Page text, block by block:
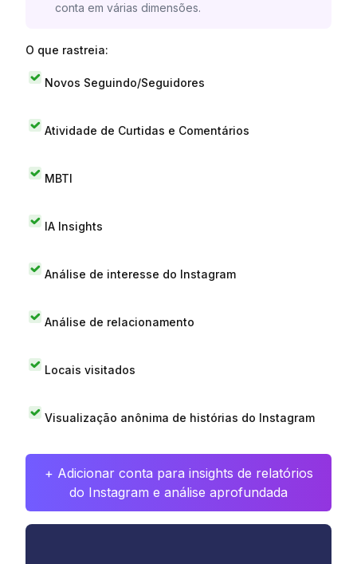
conta em várias dimensões.
O que rastreia:
Novos Seguindo/Seguidores
Atividade de Curtidas e Comentários
MBTI
IA Insights
Análise de interesse do Instagram
Análise de relacionamento
Locais visitados
Visualização anônima de histórias do Instagram
+ Adicionar conta para insights de relatórios
do Instagram e análise aprofundada